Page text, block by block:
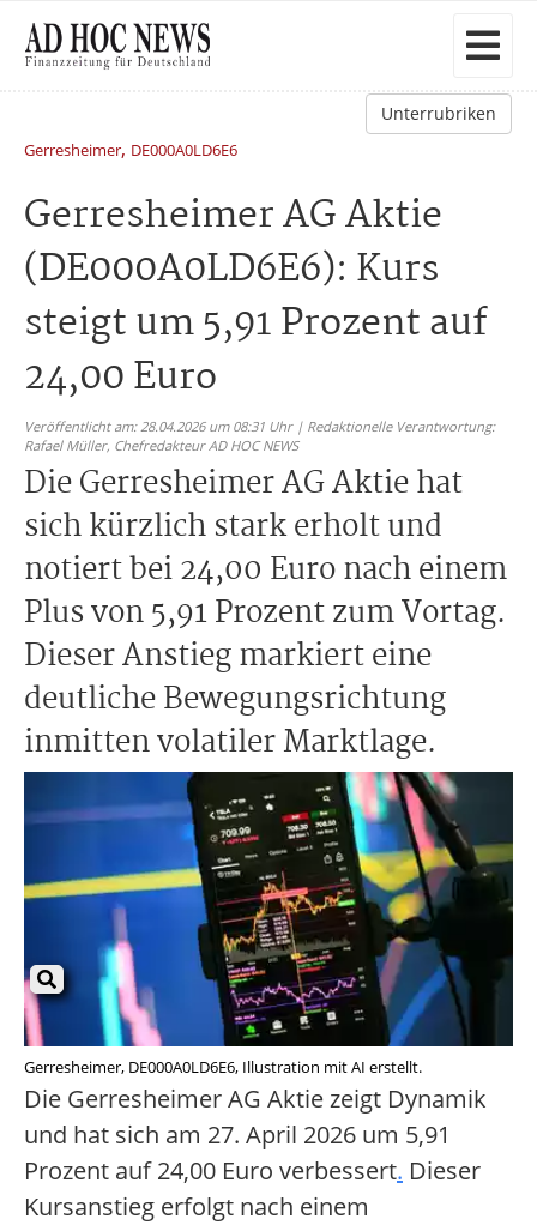
Unterrubriken
Gerresheimer, DE000A0LD6E6
Gerresheimer AG Aktie
(DE000A0LD6E6): Kurs
steigt um 5,91 Prozent auf
24,00 Euro
Veröffentlicht am: 28.04.2026 um 08:31 Uhr | Redaktionelle Verantwortung:
Rafael Müller, Chefredakteur AD HOC NEWS
Die Gerresheimer AG Aktie hat
sich kürzlich stark erholt und
notiert bei 24,00 Euro nach einem
Plus von 5,91 Prozent zum Vortag.
Dieser Anstieg markiert eine
deutliche Bewegungsrichtung
inmitten volatiler Marktlage.
Gerresheimer, DE000A0LD6E6, Illustration mit AI erstellt.
Die Gerresheimer AG Aktie zeigt Dynamik
und hat sich am 27. April 2026 um 5,91
Prozent auf 24,00 Euro verbessert. Dieser
Kursanstieg erfolgt nach einem